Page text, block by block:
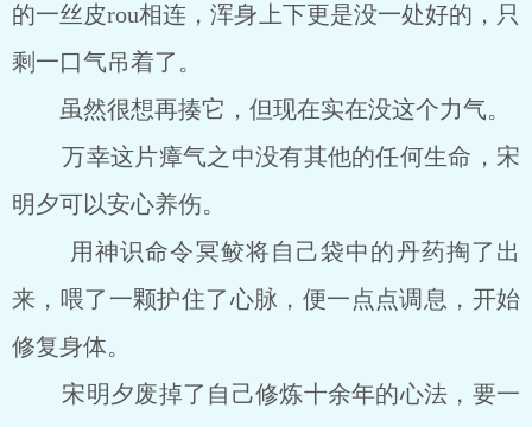
的一丝皮rou相连，浑身上下更是没一处好的，只
剩一口气吊着了。
虽然很想再揍它，但现在实在没这个力气。
万幸这片瘴气之中没有其他的任何生命，宋
明夕可以安心养伤。
用神识命令冥鲛将自己袋中的丹药掏了出
来，喂了一颗护住了心脉，便一点点调息，开始
修复身体。
宋明夕废掉了自己修炼十余年的心法，要一